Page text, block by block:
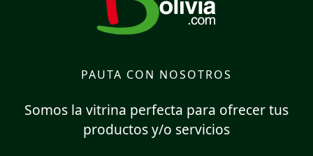
PAUTA CON NOSOTROS
Somos la vitrina perfecta para ofrecer tus
productos y/o servicios